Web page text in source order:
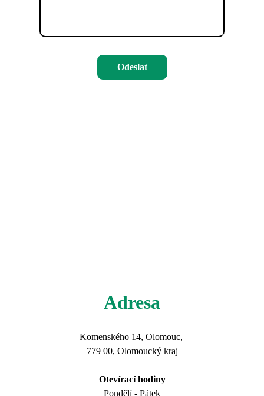
Odeslat
Adresa
Komenského 14, Olomouc,
779 00, Olomoucký kraj
Otevírací hodiny
Pondělí - Pátek